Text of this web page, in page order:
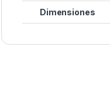
Dimensiones